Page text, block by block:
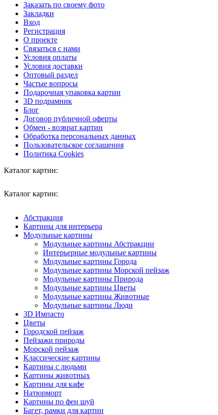
Заказать по своему фото
Закладки
Вход
Регистрация
О проекте
Связаться с нами
Условия оплаты
Условия доставки
Оптовый раздел
Частые вопросы
Подарочная упаковка картин
3D подрамник
Блог
Договор публичной оферты
Обмен - возврат картин
Обработка персональных данных
Пользовательское соглашения
Политика Cookies
Каталог картин:
Каталог картин:
Абстракция
Картины для интерьера
Модульные картины
Модульные картины Абстракции
Интерьерные модульные картины
Модульные картины Города
Модульные картины Морской пейзаж
Модульные картины Природа
Модульные картины Цветы
Модульные картины Животные
Модульные картины Люди
3D Импасто
Цветы
Городской пейзаж
Пейзажи природы
Морской пейзаж
Классические картины
Картины с людьми
Картины животных
Картины для кафе
Натюрморт
Картины по фен шуй
Багет, рамки для картин